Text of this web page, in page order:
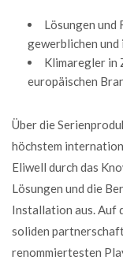
Lösungen und
gewerblichen
Klimaregler in
europäischen
Über die
höchstem
Eliwell durch das
Lösungen und die
Installation aus. Auf
soliden
renommiertesten